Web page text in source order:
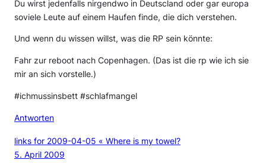
Du wirst jedenfalls nirgendwo in Deutscland oder gar europa
soviele Leute auf einem Haufen finde, die dich verstehen.
Und wenn du wissen willst, was die RP sein könnte:
Fahr zur reboot nach Copenhagen. (Das ist die rp wie ich sie
mir an sich vorstelle.)
#ichmussinsbett #schlafmangel
Antworten
links for 2009-04-05 « Where is my towel?
5. April 2009